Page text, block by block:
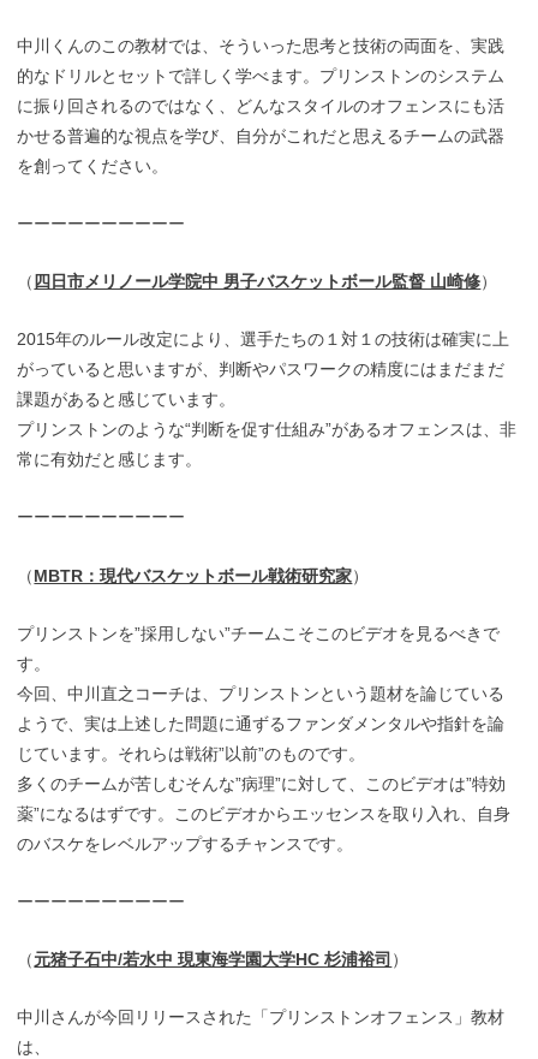
中川くんのこの教材では、そういった思考と技術の両面を、実践
的なドリルとセットで詳しく学べます。プリンストンのシステム
に振り回されるのではなく、どんなスタイルのオフェンスにも活
かせる普遍的な視点を学び、自分がこれだと思えるチームの武器
を創ってください。
ーーーーーーーーーー
（ 四日市メリノール学院中 男子バスケットボール監督 山崎修）
2015年のルール改定により、選手たちの１対１の技術は確実に上
がっていると思いますが、判断やパスワークの精度にはまだまだ
課題があると感じています。
プリンストンのような“判断を促す仕組み”があるオフェンスは、非
常に有効だと感じます。
ーーーーーーーーーー
（MBTR：現代バスケットボール戦術研究家）
プリンストンを”採用しない”チームこそこのビデオを見るべきで
す。
今回、中川直之コーチは、プリンストンという題材を論じている
ようで、実は上述した問題に通ずるファンダメンタルや指針を論
じています。それらは戦術”以前”のものです。
多くのチームが苦しむそんな”病理”に対して、このビデオは”特効
薬”になるはずです。このビデオからエッセンスを取り入れ、自身
のバスケをレベルアップするチャンスです。
ーーーーーーーーーー
（元猪子石中/若水中 現東海学園大学HC 杉浦裕司 ）
中川さんが今回リリースされた「プリンストンオフェンス」教材
は、